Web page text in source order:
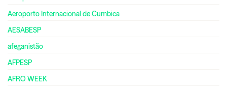
Aeroporto Internacional de Cumbica
AESABESP
afeganistão
AFPESP
AFRO WEEK